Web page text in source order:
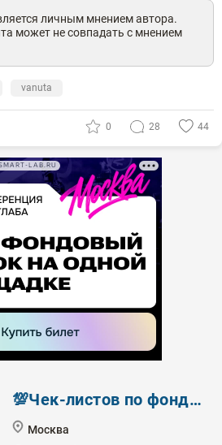
личным мнением автора.
может не совпадать с мнением
vanuta
0 28 44
LAB.RU
💯Чек-листов по фондовому рынку
Москва